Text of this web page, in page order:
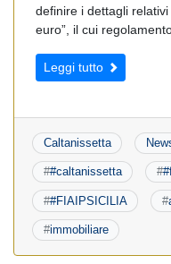
definire i dettagli
euro”, il cui
Leggi tutto
Caltanissetta
##caltanissetta #
##FIAIPSICILIA #
#immobiliare